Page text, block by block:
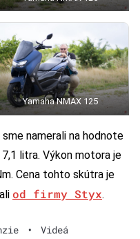
Yamaha NMAX 125
namerali na hodnote
litra. Výkon motora je
Cena tohto skútra je
od firmy Styx.
• Videá